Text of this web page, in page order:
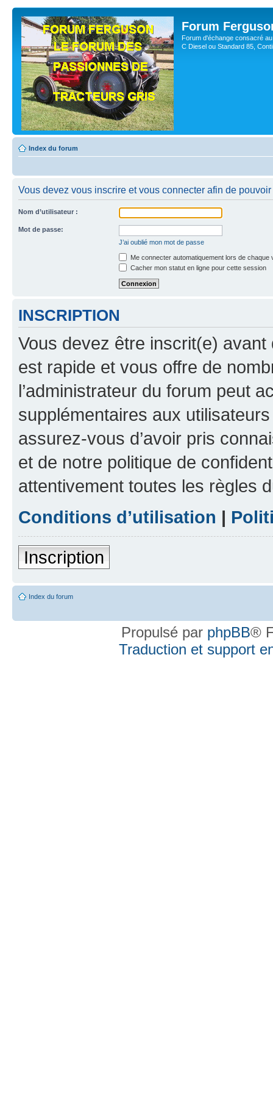
Forum
Forum d'échange consacré
C Diesel ou Standard 85,
Index du forum
Vous devez vous inscrire et vous connecter afin de
Nom d’utilisateur :
Mot de passe:
J’ai oublié mon mot de passe
Me connecter automatiquement lors de chaque
Cacher mon statut en ligne pour cette session
INSCRIPTION
Vous devez être inscrit(e) avant
est rapide et vous offre de
l’administrateur du forum peut
supplémentaires aux
assurez-vous d’avoir pris
et de notre politique de
attentivement toutes les règles
Conditions d’utilisation |
Inscription
Index du forum
Propulsé par phpBB®
Traduction et support